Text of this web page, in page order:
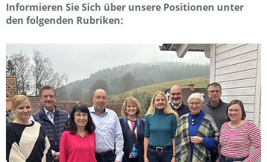
Informieren Sie Sich über unsere Positionen unter
den folgenden Rubriken: